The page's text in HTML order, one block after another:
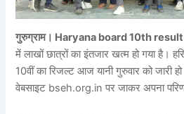
गुरुग्राम। Haryana board 10th
में लाखों छात्रों का इंतजार खत्म हो गया है।
10वीं का रिजल्ट आज यानी गुरुवार को जारी
वेबसाइट bseh.org.in पर जाकर अपना